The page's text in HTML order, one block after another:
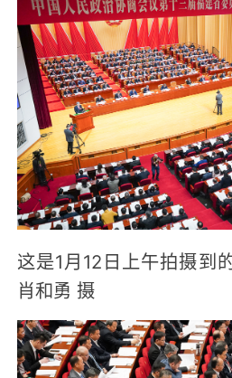
这是1月12日上午拍摄到
肖和勇 摄